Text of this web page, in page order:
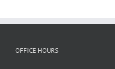
OFFICE HOURS